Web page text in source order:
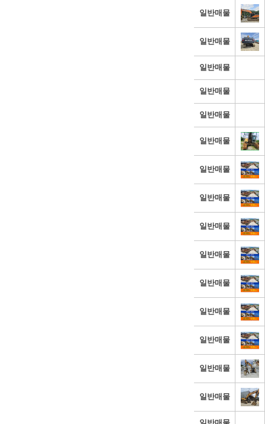
일반매물
일반매물
일반매물
일반매물
일반매물
일반매물
일반매물
일반매물
일반매물
일반매물
일반매물
일반매물
일반매물
일반매물
일반매물